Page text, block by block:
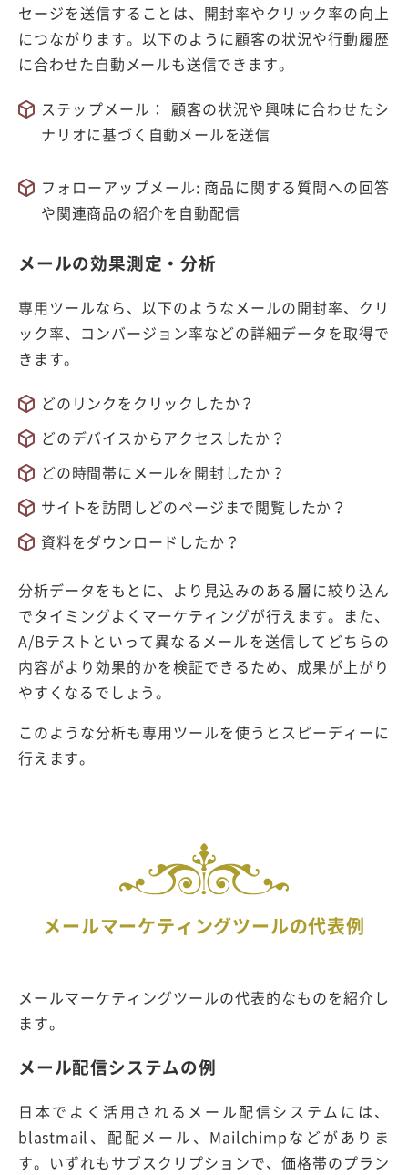
セージを送信することは、開封率やクリック率の向上
につながります。以下のように顧客の状況や行動履歴
に合わせた自動メールも送信できます。
ステップメール： 顧客の状況や興味に合わせたシ
ナリオに基づく自動メールを送信
フォローアップメール: 商品に関する質問への回答
や関連商品の紹介を自動配信
メールの効果測定・分析
専用ツールなら、以下のようなメールの開封率、クリ
ック率、コンバージョン率などの詳細データを取得で
きます。
どのリンクをクリックしたか？
どのデバイスからアクセスしたか？
どの時間帯にメールを開封したか？
サイトを訪問しどのページまで閲覧したか？
資料をダウンロードしたか？
分析データをもとに、より見込みのある層に絞り込ん
でタイミングよくマーケティングが行えます。また、
A/Bテストといって異なるメールを送信してどちらの
内容がより効果的かを検証できるため、成果が上がり
やすくなるでしょう。
このような分析も専用ツールを使うとスピーディーに
行えます。
メールマーケティングツールの代表例
メールマーケティングツールの代表的なものを紹介し
ます。
メール配信システムの例
日本でよく活用されるメール配信システムには、
blastmail、配配メール、Mailchimpなどがありま
す。いずれもサブスクリプションで、価格帯のプラン